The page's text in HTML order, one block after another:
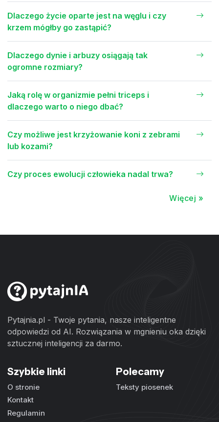
Dlaczego życie oparte jest na węglu i czy
krzem mógłby go zastąpić?
Dlaczego dynie i arbuzy osiągają tak
ogromne rozmiary?
Jaką rolę w organizmie pełni triceps i
dlaczego warto o niego dbać?
Czy możliwe jest krzyżowanie koni z zebrami
lub kozami?
Czy proces ewolucji człowieka nadal trwa?
Więcej »
Pytajnia.pl - Twoje pytania, nasze inteligentne
odpowiedzi od AI. Rozwiązania w mgnieniu oka dzięki
sztucznej inteligencji za darmo.
Szybkie linki
O stronie
Kontakt
Regulamin
Polecamy
Teksty piosenek